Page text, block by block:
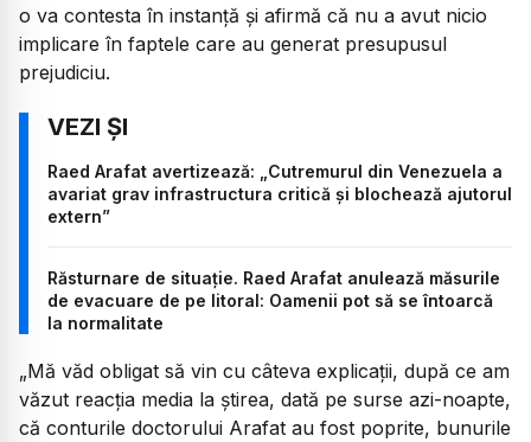
o va contesta în instanță și afirmă că nu a avut nicio
implicare în faptele care au generat presupusul
prejudiciu.
Raed Arafat avertizează: „Cutremurul din Venezuela a
avariat grav infrastructura critică și blochează ajutorul
extern”
Răsturnare de situație. Raed Arafat anulează măsurile
de evacuare de pe litoral: Oamenii pot să se întoarcă
la normalitate
„Mă văd obligat să vin cu câteva explicații, după ce am
văzut reacția media la știrea, dată pe surse azi-noapte,
că conturile doctorului Arafat au fost poprite, bunurile